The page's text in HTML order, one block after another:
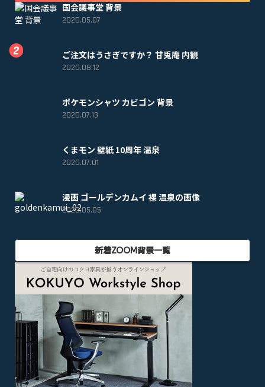
国会議事堂 背景
2020.05.07
ご注文はうさぎですか？ 甘兎庵 内観
2020.08.12
ポケモンシャツ カビゴン 背景
2020.07.13
くまモン 壁紙 10周年 温泉
2020.07.01
漫画 ゴールデンカムイ 裸 温泉の画像
2020.05.05
新着ZOOM背景一覧